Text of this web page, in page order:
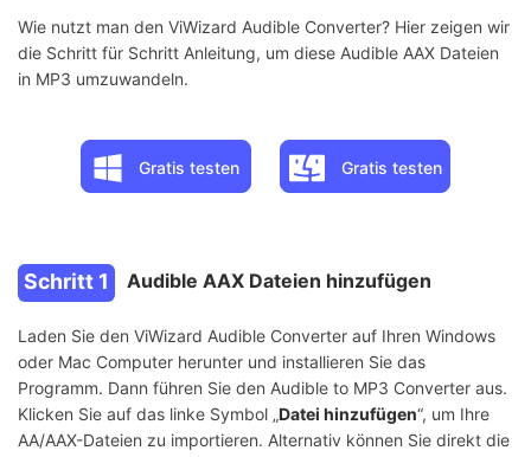
Wie nutzt man den ViWizard Audible Converter? Hier zeigen wir
die Schritt für Schritt Anleitung, um diese Audible AAX Dateien
in MP3 umzuwandeln.
Gratis testen Gratis testen
Schritt 1 Audible AAX Dateien hinzufügen
Laden Sie den ViWizard Audible Converter auf Ihren Windows
oder Mac Computer herunter und installieren Sie das
Programm. Dann führen Sie den Audible to MP3 Converter aus.
Klicken Sie auf das linke Symbol „Datei hinzufügen“, um Ihre
AA/AAX-Dateien zu importieren. Alternativ können Sie direkt die